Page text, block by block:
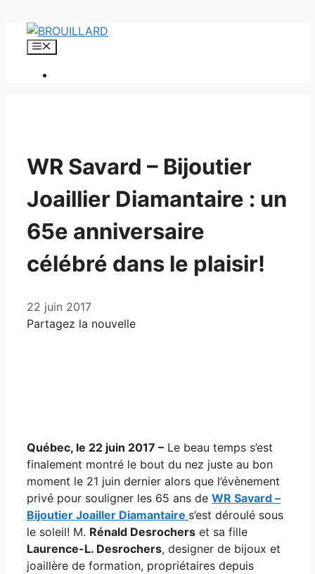
Aller
Menu
WR Savard – Bijoutier
Joaillier Diamantaire : un
65e anniversaire
célébré dans le plaisir!
22 juin 2017
Partagez la nouvelle
Email
Québec, le 22 juin 2017 – Le beau temps s’est
finalement montré le bout du nez juste au bon
moment le 21 juin dernier alors que l’évènement
privé pour souligner les 65 ans de WR Savard –
Bijoutier Joailler Diamantaire s’est déroulé sous
le soleil! M. Rénald Desrochers et sa fille
Laurence-L. Desrochers, designer de bijoux et
joaillère de formation, propriétaires depuis